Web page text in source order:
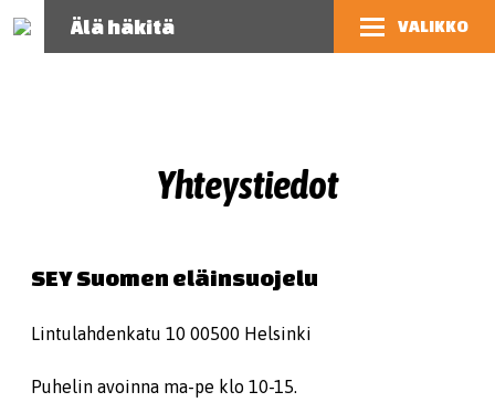
Älä häkitä VALIKKO
Yhteystiedot
SEY Suomen eläinsuojelu
Lintulahdenkatu 10 00500 Helsinki
Puhelin avoinna ma-pe klo 10-15.